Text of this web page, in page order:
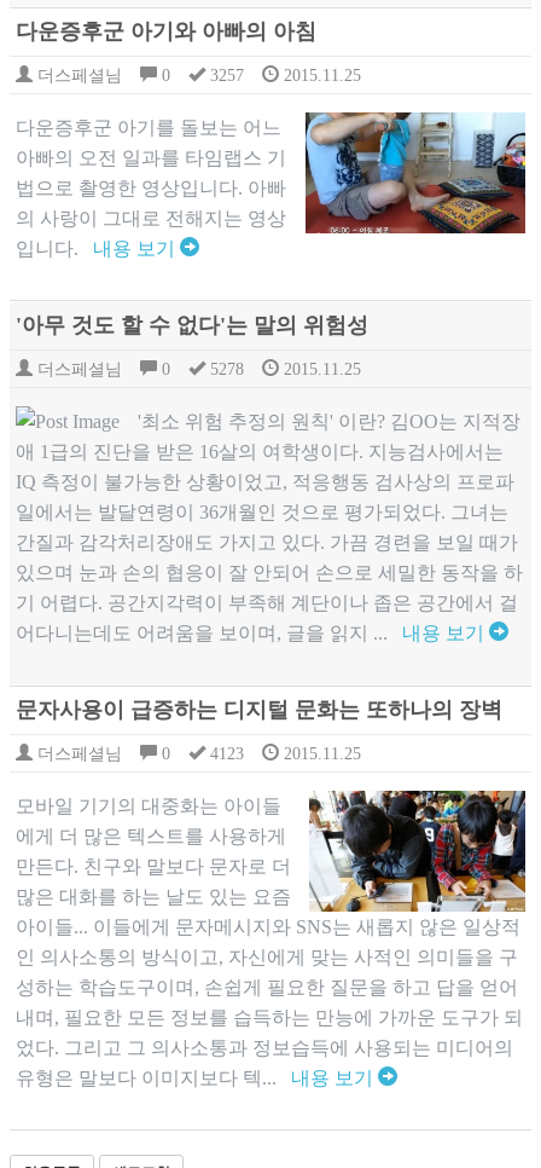
다운증후군 아기와 아빠의 아침
더스페셜님 0 3257 2015.11.25
다운증후군 아기를 돌보는 어느
아빠의 오전 일과를 타임랩스 기
법으로 촬영한 영상입니다. 아빠
의 사랑이 그대로 전해지는 영상
입니다. 내용 보기
'아무 것도 할 수 없다'는 말의 위험성
더스페셜님 0 5278 2015.11.25
'최소 위험 추정의 원칙' 이란? 김OO는 지적장
애 1급의 진단을 받은 16살의 여학생이다. 지능검사에서는
IQ 측정이 불가능한 상황이었고, 적응행동 검사상의 프로파
일에서는 발달연령이 36개월인 것으로 평가되었다. 그녀는
간질과 감각처리장애도 가지고 있다. 가끔 경련을 보일 때가
있으며 눈과 손의 협응이 잘 안되어 손으로 세밀한 동작을 하
기 어렵다. 공간지각력이 부족해 계단이나 좁은 공간에서 걸
어다니는데도 어려움을 보이며, 글을 읽지 ... 내용 보기
문자사용이 급증하는 디지털 문화는 또하나의 장벽
더스페셜님 0 4123 2015.11.25
모바일 기기의 대중화는 아이들
에게 더 많은 텍스트를 사용하게
만든다. 친구와 말보다 문자로 더
많은 대화를 하는 날도 있는 요즘
아이들... 이들에게 문자메시지와 SNS는 새롭지 않은 일상적
인 의사소통의 방식이고, 자신에게 맞는 사적인 의미들을 구
성하는 학습도구이며, 손쉽게 필요한 질문을 하고 답을 얻어
내며, 필요한 모든 정보를 습득하는 만능에 가까운 도구가 되
었다. 그리고 그 의사소통과 정보습득에 사용되는 미디어의
유형은 말보다 이미지보다 텍... 내용 보기